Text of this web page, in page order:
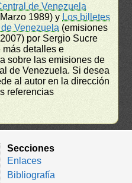
de Venezuela
1989) y Los billetes
Venezuela (emisiones
por Sergio Sucre
detalles e
sobre las emisiones de
de Venezuela. Si desea
al autor en la dirección
referencias
Secciones
Enlaces
Bibliografía